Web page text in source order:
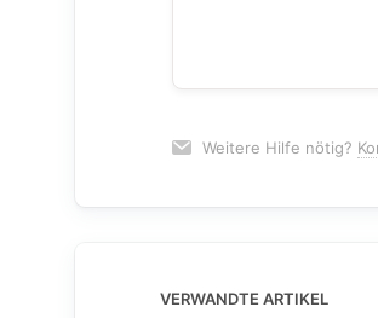
Weitere Hilfe nötig?
VERWANDTE ARTIKEL